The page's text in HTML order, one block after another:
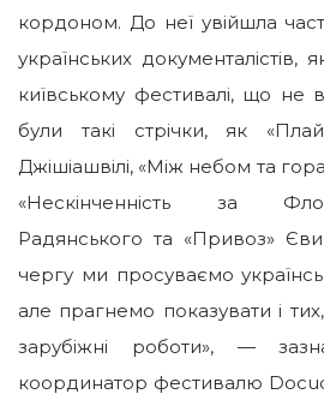
кордоном. До неї увійшла
українських документалістів,
київському фестивалі, що не
були такі стрічки, як
Джішіашвілі, «Між небом та
«Нескінченність за
Радянського та «Привоз»
чергу ми просуваємо
але прагнемо показувати і
зарубіжні роботи», —
координатор фестивалю